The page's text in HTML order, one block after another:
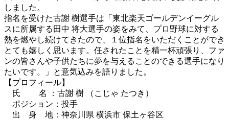
しました。
指名を受けた古謝 樹選手は「東北楽天ゴールデンイーグル
スに所属する田中 将大選手の姿をみて、プロ野球に対する
熱を燃やし続けてきたので、１位指名をいただくことができ
とても嬉しく思います。任されたことを精一杯頑張り、ファ
ンの皆さんや子供たちに夢を与えることのできる選手になり
たいです。」と意気込みを語りました。
【プロフィール】
氏 名 ：古謝 樹 （こじゃ たつき）
ポジション：投手
出 身 地：神奈川県 横浜市 保土ヶ谷区